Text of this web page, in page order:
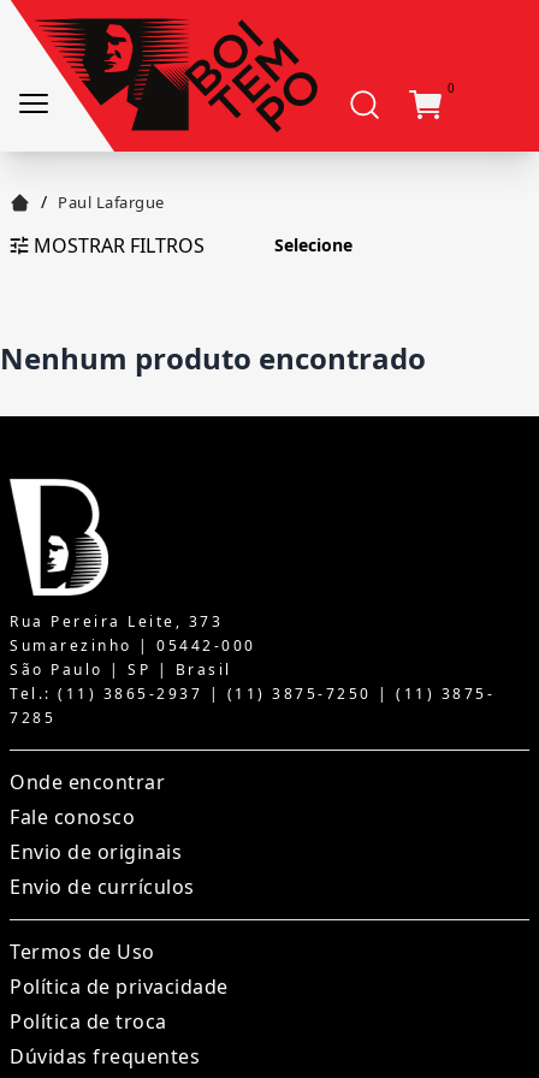
0
/ Paul Lafargue
MOSTRAR FILTROS
Nenhum produto encontrado
Rua Pereira Leite, 373
Sumarezinho | 05442-000
São Paulo | SP | Brasil
Tel.: (11) 3865-2937 | (11) 3875-7250 | (11) 3875-
7285
Onde encontrar
Fale conosco
Envio de originais
Envio de currículos
Termos de Uso
Política de privacidade
Política de troca
Dúvidas frequentes